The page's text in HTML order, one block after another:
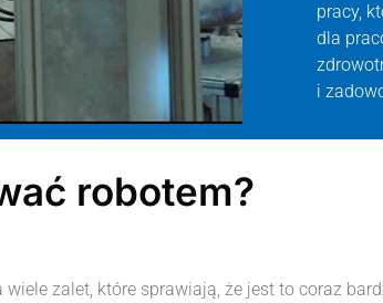
pracy,
dla
i
robotem?
zalet, które sprawiają, że jest to coraz